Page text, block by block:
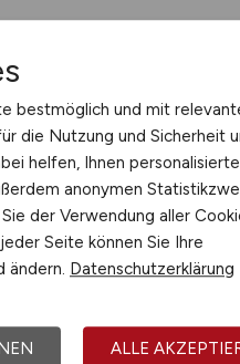
konkrete Fragen.
und welche
Orientierung ein
die Möglichkeit, sich
bestmöglich und mit
die Nutzung und Sicherheit
helfen, Ihnen personalisierte
anonymen
der Verwendung aller
Seite können Sie Ihre
ändern. Datenschutzerklärung
ALLE